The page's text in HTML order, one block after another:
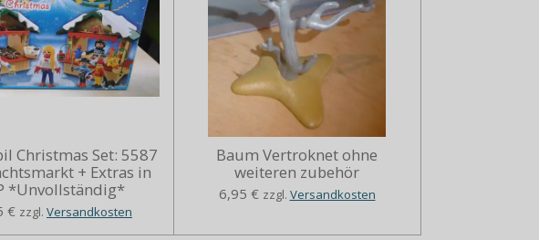
Christmas Set: 5587
+ Extras in
*Unvollständig*
€ zzgl. Versandkosten
Baum Vertroknet ohne
weiteren zubehör
6,95 € zzgl. Versandkosten